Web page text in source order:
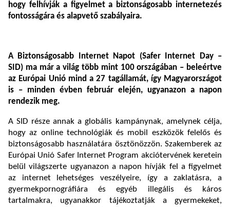
hogy felhívják a figyelmet a biztonságosabb internetezés
fontosságára és alapvető szabályaira.
A Biztonságosabb Internet Napot (Safer Internet Day –
SID) ma már a világ több mint 100 országában – beleértve
az Európai Unió mind a 27 tagállamát, így Magyarországot
is – minden évben február elején, ugyanazon a napon
rendezik meg.
A SID része annak a globális kampánynak, amelynek célja,
hogy az online technológiák és mobil eszközök felelős és
biztonságosabb használatára ösztönözzön. Szakemberek az
Európai Unió Safer Internet Program akciótervének keretein
belül világszerte ugyanazon a napon hívják fel a figyelmet
az internet lehetséges veszélyeire, így a zaklatásra, a
gyermekpornográfiára és egyéb illegális és káros
tartalmakra, ugyanakkor tájékoztatják a gyermekeket,